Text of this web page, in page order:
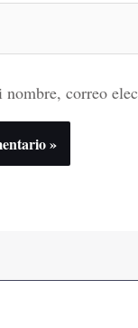
nombre, correo